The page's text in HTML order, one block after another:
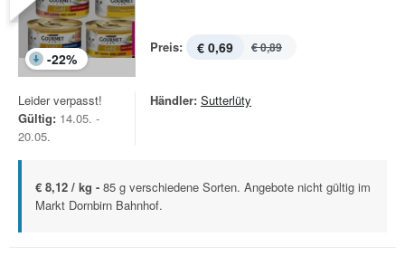
-22%
Preis: € 0,69 € 0,89
Leider verpasst!
Gültig: 14.05. -
20.05.
Händler: Sutterlüty
€ 8,12 / kg - 85 g verschiedene Sorten. Angebote nicht gültig im
Markt Dornbirn Bahnhof.